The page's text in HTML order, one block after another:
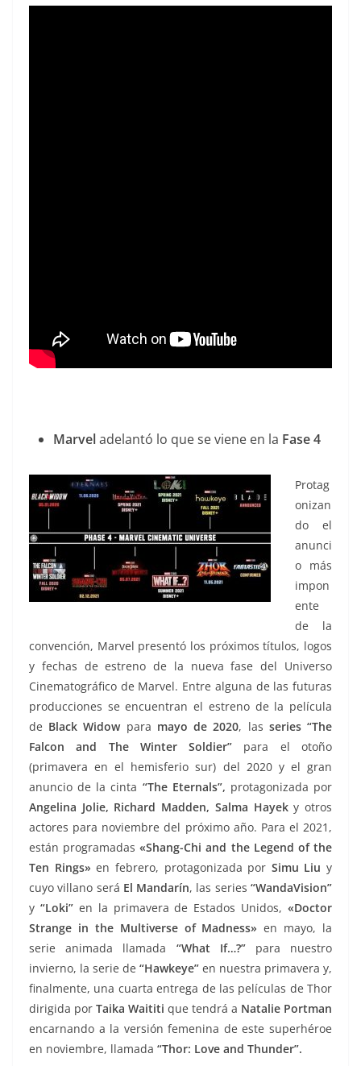
Marveladelantó lo que se viene en la Fase 4
Protag
onizan
do el
anunci
o más
impon
ente
de la
convención, Marvel presentó los próximos títulos, logos
y fechas de estreno de la nueva fase del Universo
Cinematográfico de Marvel. Entre alguna de las futuras
producciones se encuentran el estreno de la película
de Black Widowpara mayo de 2020, las series “The
Falcon and The Winter Soldier” para el otoño
(primavera en el hemisferio sur) del 2020 y el gran
anuncio de la cinta “The Eternals”, protagonizada por
Angelina Jolie, Richard Madden, Salma Hayeky otros
actores para noviembre del próximo año. Para el 2021,
están programadas«Shang-Chi and the Legend of the
Ten Rings»en febrero, protagonizada por Simu Liu y
cuyo villano será El Mandarín, las series“WandaVision”
y “Loki”en la primavera de Estados Unidos, «Doctor
Strange in the Multiverse of Madness»en mayo, la
serie animada llamada “What If…?” para nuestro
invierno, la serie de “Hawkeye” en nuestra primavera y,
finalmente, una cuarta entrega de las películas de Thor
dirigida por Taika Waititi que tendrá a Natalie Portman
encarnando a la versión femenina de este superhéroe
en noviembre, llamada “Thor: Love and Thunder”.